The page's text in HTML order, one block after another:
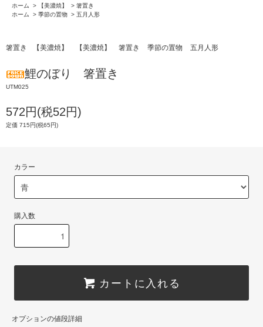
ホーム
> 【美濃焼】 > 箸置き
ホーム
> 季節の置物 > 五月人形
箸置き 【美濃焼】 【美濃焼】 箸置き 季節の置物 五月人形
鯉のぼり 箸置き
UTM025
572円(税52円)
定価 715円(税65円)
カラー
購入数
カートに入れる
オプションの値段詳細